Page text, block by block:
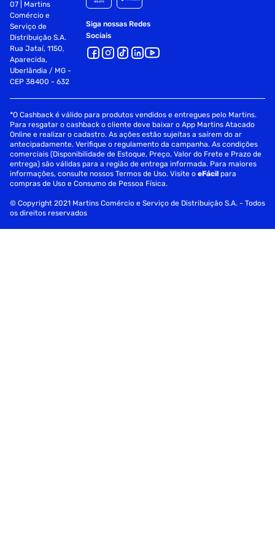
07 | Martins
Comércio e
Serviço de
Distribuição S.A.
Rua Jataí, 1150,
Aparecida,
Uberlândia / MG -
CEP 38400 - 632
Siga nossas Redes
Sociais
*O Cashback é válido para produtos vendidos e entregues pelo Martins.
Para resgatar o cashback o cliente deve baixar o App Martins Atacado
Online e realizar o cadastro. As ações estão sujeitas a saírem do ar
antecipadamente. Verifique o regulamento da campanha. As condições
comerciais (Disponibilidade de Estoque, Preço, Valor do Frete e Prazo de
entrega) são válidas para a região de entrega informada. Para maiores
informações, consulte nossos Termos de Uso. Visite oeFácil para
compras de Uso e Consumo de Pessoa Física.
© Copyright 2021 Martins Comércio e Serviço de Distribuição S.A. - Todos
os direitos reservados